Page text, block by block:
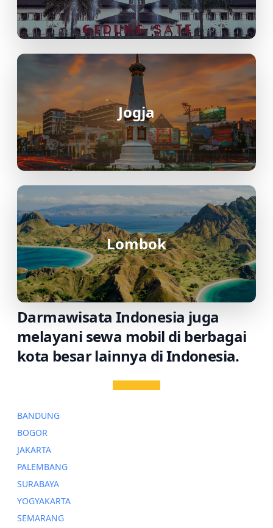
Jogja
Lombok
Darmawisata Indonesia juga
melayani sewa mobil di berbagai
kota besar lainnya di Indonesia.
BANDUNG
BOGOR
JAKARTA
PALEMBANG
SURABAYA
YOGYAKARTA
SEMARANG